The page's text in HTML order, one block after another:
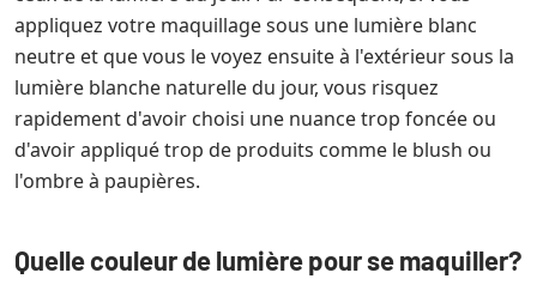
appliquez votre maquillage sous une lumière blanc
neutre et que vous le voyez ensuite à l'extérieur sous la
lumière blanche naturelle du jour, vous risquez
rapidement d'avoir choisi une nuance trop foncée ou
d'avoir appliqué trop de produits comme le blush ou
l'ombre à paupières.
Quelle couleur de lumière pour se maquiller?